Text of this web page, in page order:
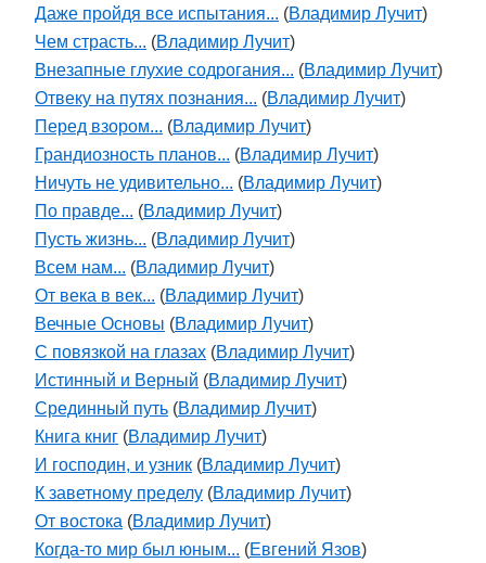
Даже пройдя все испытания... (Владимир Лучит)
Чем страсть... (Владимир Лучит)
Внезапные глухие содрогания... (Владимир Лучит)
Отвеку на путях познания... (Владимир Лучит)
Перед взором... (Владимир Лучит)
Грандиозность планов... (Владимир Лучит)
Ничуть не удивительно... (Владимир Лучит)
По правде... (Владимир Лучит)
Пусть жизнь... (Владимир Лучит)
Всем нам... (Владимир Лучит)
От века в век... (Владимир Лучит)
Вечные Основы (Владимир Лучит)
С повязкой на глазах (Владимир Лучит)
Истинный и Верный (Владимир Лучит)
Срединный путь (Владимир Лучит)
Книга книг (Владимир Лучит)
И господин, и узник (Владимир Лучит)
К заветному пределу (Владимир Лучит)
От востока (Владимир Лучит)
Когда-то мир был юным... (Евгений Язов)